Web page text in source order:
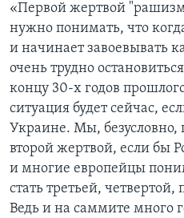
«Первой жертвой
нужно понимать, что
и начинает завоевывать
очень трудно
концу 30-х годов
ситуация будет сейчас,
Украине. Мы,
второй жертвой, если бы
и многие европейцы
стать третьей,
Ведь и на саммите много